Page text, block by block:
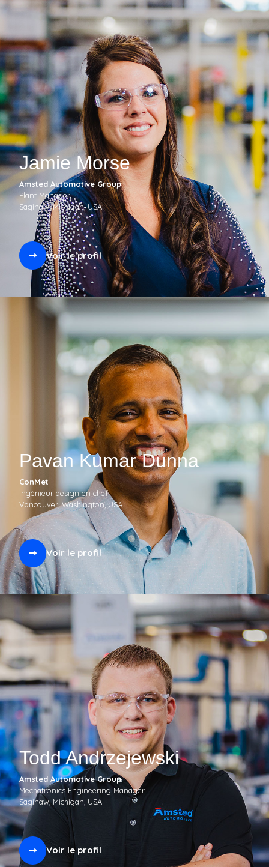
Jamie Morse
Amsted Automotive Group
Plant Manager
Saginaw, Michigan, USA
Voir le profil
Pavan Kumar Dunna
ConMet
Ingénieur design en chef
Vancouver, Washington, USA
Voir le profil
Todd Andrzejewski
Amsted Automotive Group
Mechatronics Engineering Manager
Saginaw, Michigan, USA
Voir le profil